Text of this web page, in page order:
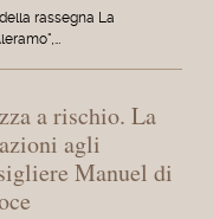
rassegna La
a rischio. La
agli
Manuel di